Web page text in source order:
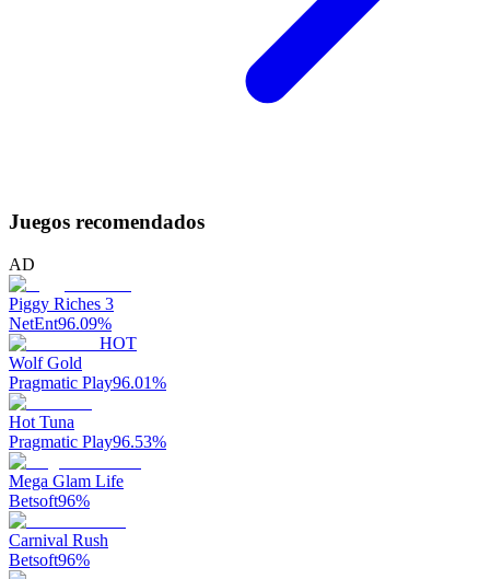
Juegos recomendados
AD
Piggy Riches 3
NetEnt96.09%
HOT
Wolf Gold
Pragmatic Play96.01%
Hot Tuna
Pragmatic Play96.53%
Mega Glam Life
Betsoft96%
Carnival Rush
Betsoft96%